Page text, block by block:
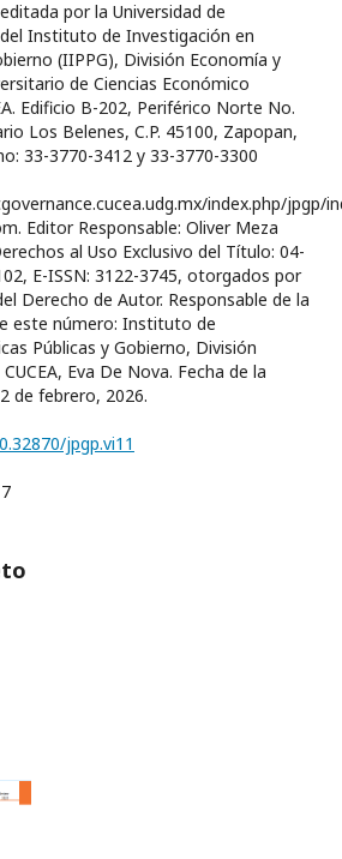
por la Universidad de
Instituto de Investigación en
(IIPPG), División Economía y
de Ciencias Económico
Edificio B-202, Periférico Norte No.
Los Belenes, C.P. 45100, Zapopan,
33-3770-3412 y 33-3770-3300
index.php/jpgp/
Editor Responsable: Oliver Meza
al Uso Exclusivo del Título: 04-
E-ISSN: 3122-3745, otorgados por
Derecho de Autor. Responsable de la
este número: Instituto de
Públicas y Gobierno, División
Eva De Nova. Fecha de la
de febrero​, 2026.
jpgp.vi11